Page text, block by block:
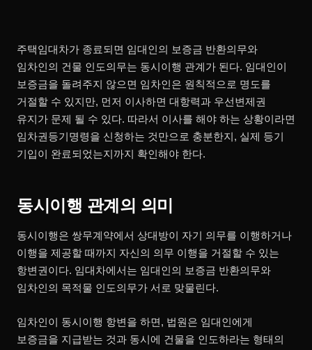
주택임대차가 종료되면 임대인의 보증금 반환의무와
임차인의 건물 인도의무는 동시이행 관계가 된다. 임대인이
보증금을 돌려주지 않으면 임차인은 원칙적으로 명도를
거절할 수 있지만, 먼저 이사하면 대항력과 우선변제권
유지가 문제 될 수 있다. 따라서 이사를 해야 하는 상황이라면
임차권등기명령을 신청하는 것만으로 충분한지, 실제 등기
기입이 완료되었는지까지 확인해야 한다.
동시이행 관계의 의미
동시이행은 쌍무계약에서 상대방이 자기 의무를 이행하거나
이행을 제공할 때까지 자신의 의무 이행을 거절할 수 있는
항변권이다. 임대차에서는 임대인의 보증금 반환의무와
임차인의 목적물 인도의무가 서로 맞물린다.
임차인이 동시이행 항변을 하면, 법원은 임대인에게
보증금을 지급받는 것과 동시에 건물을 인도하라는 형태의